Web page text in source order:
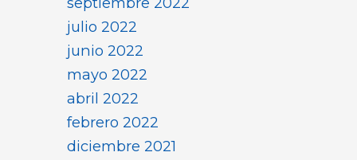
julio 2022
junio 2022
mayo 2022
abril 2022
febrero 2022
diciembre 2021